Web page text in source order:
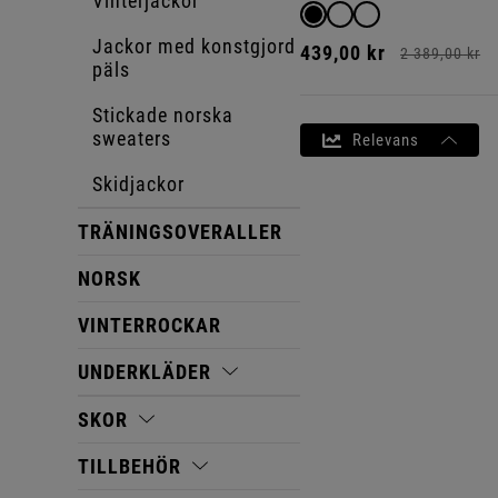
Jackor med konstgjord
päls
Stickade norska
sweaters
Skidjackor
TRÄNINGSOVERALLER
NORSK
VINTERROCKAR
UNDERKLÄDER
SKOR
TILLBEHÖR
439,00 kr 2 389,00 kr
Relevans